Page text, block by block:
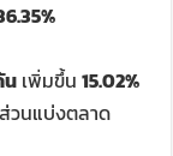
น เพิ่มขึ้น15.02%
ส่วนแบ่งตลาด